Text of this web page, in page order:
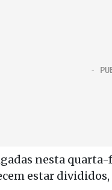
nesta
estar